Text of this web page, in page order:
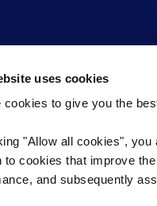
uses cookies
cookies to give you the
"Allow all cookies",
to cookies that improve
and subsequently
Zdroje
Články
James Reed's podcast
Webináře